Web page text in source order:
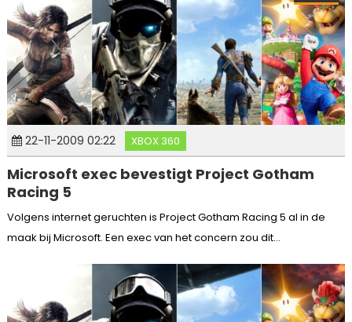
22-11-2009 02:22 XBOX 360
Microsoft exec bevestigt Project Gotham
Racing 5
Volgens internet geruchten is Project Gotham Racing 5 al in de
maak bij Microsoft. Een exec van het concern zou dit...